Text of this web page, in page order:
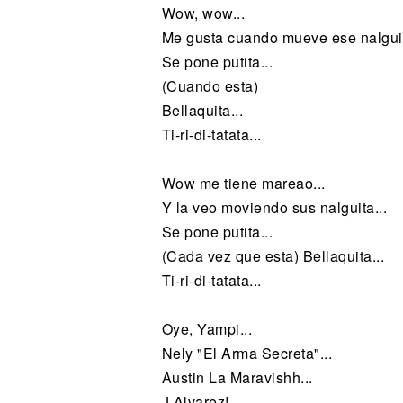
Wow, wow...
Me gusta cuando mueve ese
Se pone putita...
(Cuando esta)
Bellaquita...
Ti-ri-di-tatata...
Wow me tiene mareao...
Y la veo moviendo sus nalguita...
Se pone putita...
(Cada vez que esta) Bellaquita...
Ti-ri-di-tatata...
Oye, Yampi...
Nely "El Arma Secreta"...
Austin La Maravishh...